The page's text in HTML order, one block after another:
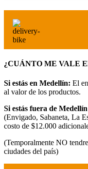
¿CUÁNTO ME VALE
Si estás en Medellín: El
al valor de los productos.
Si estás fuera de Medellín
(Envigado, Sabaneta, La
costo de $12.000
(Temporalmente NO
ciudades del país)